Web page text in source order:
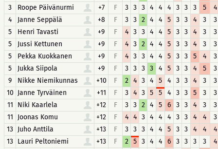
3
Roope Päivänurmi +7 F 3 3 3 4 4 4 3 3 3 5
4
4
Janne Seppälä +8 F 3 3 2 4 4 5 3 3 4 3
3
5
Henri Tavasti +9 F 4 3 3 4 4 5 3 3 4 3
3
5
Jussi Kettunen +9 F 4 3 2 4 4 5 3 3 4 3
3
5
Pekka Kuokkanen +9 F 4 3 3 4 4 5 3 3 5 4
3
5
Jukka Siipola +9 F 3 3 3 3 4 5 3 3 4 5
3
9
Nikke Niemikunnas +10 F 2 4 3 4 5 4 3 3 4 3
3
10 Janne Tyrväinen +11 F 3 4 3 5 5 4 3 3 5 3
3
11
Niki Kaarlela +12 F 3 3 2 4 5 6 3 3 4 3
3
11
Joonas Komu +12 F 4 4 3 4 4 4 3 3 4 4
3
13 Juho Anttila +13 F 3 3 3 4 4 5 3 3 4 4
4
13 Lauri Peltoniemi +13 F 2 5 3 4 4 6 3 3 3 3
4